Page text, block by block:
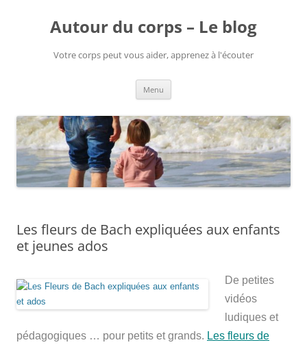
contenuAutour du corps – Le blog
Votre corps peut vous aider, apprenez à l'écouter
Menu
Les fleurs de Bach expliquées aux enfants
et jeunes ados
De petites
vidéos
ludiques et
pédagogiques … pour petits et grands. Les fleurs de